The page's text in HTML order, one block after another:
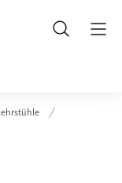
Suche